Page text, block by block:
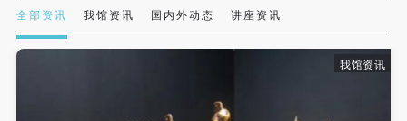
全部资讯 我馆资讯 国内外动态 讲座资讯
我馆资讯
它数字媒体形式公开出版，并同意编入《中国知识资
源总库》《中央美术学院资料库》《中央美术学院美
术馆资料库》等相关资料、文献、档案机构和平台，
它数字媒体形式公开出版，并同意编入《中国知识资
源总库》《中央美术学院资料库》《中央美术学院美
术馆资料库》等相关资料、文献、档案机构和平台，
它数字媒体形式公开出版，并同意编入《中国知识资
源总库》《中央美术学院资料库》《中央美术学院美
术馆资料库》等相关资料、文献、档案机构和平台，